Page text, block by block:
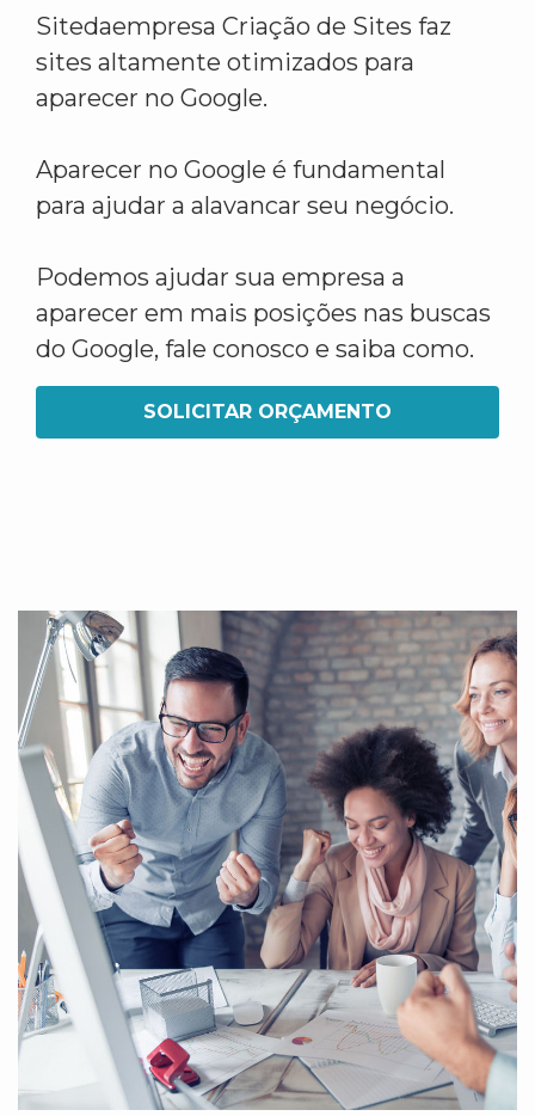
Sitedaempresa Criação de Sites faz
sites altamente otimizados para
aparecer no Google.
Aparecer no Google é fundamental
para ajudar a alavancar seu negócio.
Podemos ajudar sua empresa a
aparecer em mais posições nas buscas
do Google, fale conosco e saiba como.
SOLICITAR ORÇAMENTO